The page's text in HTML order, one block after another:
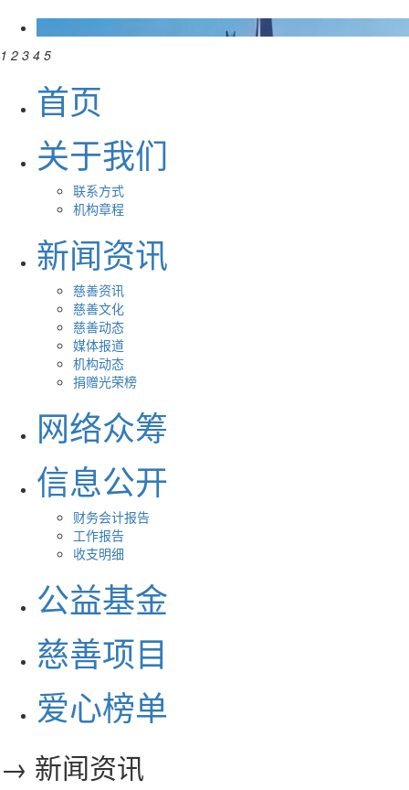
1 2 3 4 5
首页
关于我们
联系方式
机构章程
新闻资讯
慈善资讯
慈善文化
慈善动态
媒体报道
机构动态
捐赠光荣榜
网络众筹
信息公开
财务会计报告
工作报告
收支明细
公益基金
慈善项目
爱心榜单
→ 新闻资讯